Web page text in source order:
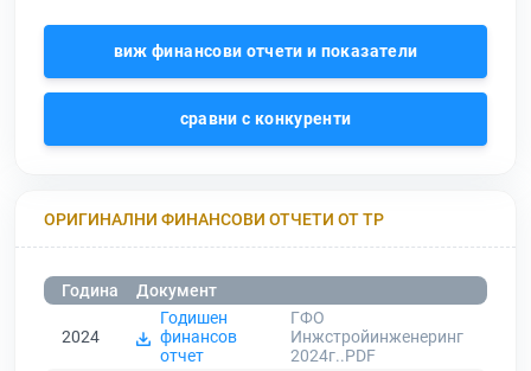
виж финансови отчети и показатели
сравни с конкуренти
ОРИГИНАЛНИ ФИНАНСОВИ ОТЧЕТИ ОТ ТР
Година Документ
2024
Годишен
финансов
отчет
ГФО
Инжстройинженеринг
2024г..PDF